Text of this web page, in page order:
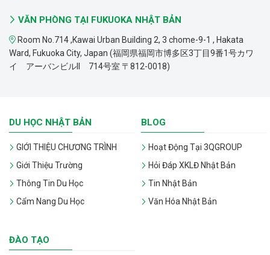
VĂN PHÒNG TẠI FUKUOKA NHẬT BẢN
Room No.714 ,Kawai Urban Building 2, 3 chome-9-1 , Hakata
Ward, Fukuoka City, Japan (福岡県福岡市博多区3丁目9番1号カワ
イ アーバンビルII 714号室 〒812-0018)
DU HỌC NHẬT BẢN
GIỚI THIỆU CHƯƠNG TRÌNH
Giới Thiệu Trường
Thông Tin Du Học
Cẩm Nang Du Học
BLOG
Hoạt Động Tại 3QGROUP
Hỏi Đáp XKLĐ Nhật Bản
Tin Nhật Bản
Văn Hóa Nhật Bản
ĐÀO TẠO